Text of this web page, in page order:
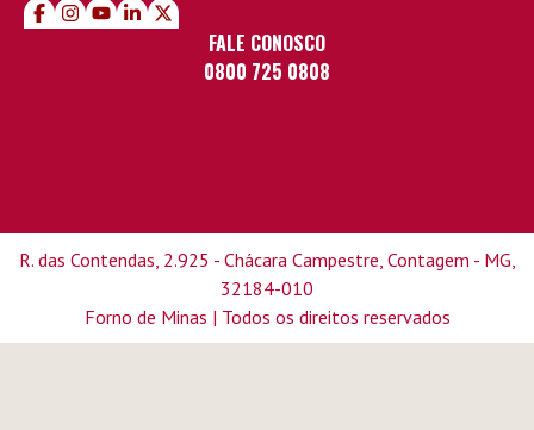
FALE CONOSCO
0800 725 0808
R. das Contendas, 2.925 - Chácara Campestre, Contagem - MG,
32184-010
Forno de Minas | Todos os direitos reservados